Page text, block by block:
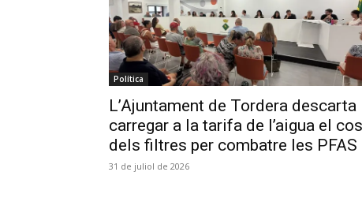
Política
L’Ajuntament de Tordera descarta
carregar a la tarifa de l’aigua el
dels filtres per combatre les PFAS
31 de juliol de 2026